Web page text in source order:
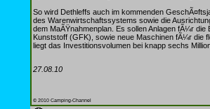
So wird Dethleffs auch im kommenden
des Warenwirtschaftssystems sowie die
dem MaÃŸnahmenplan. Es sollen Anlagen fÃ¼r
Kunststoff (GFK), sowie neue Maschinen fÃ¼r die
liegt das Investitionsvolumen bei knapp sechs
27.08.10
© 2010 Camping-Channel